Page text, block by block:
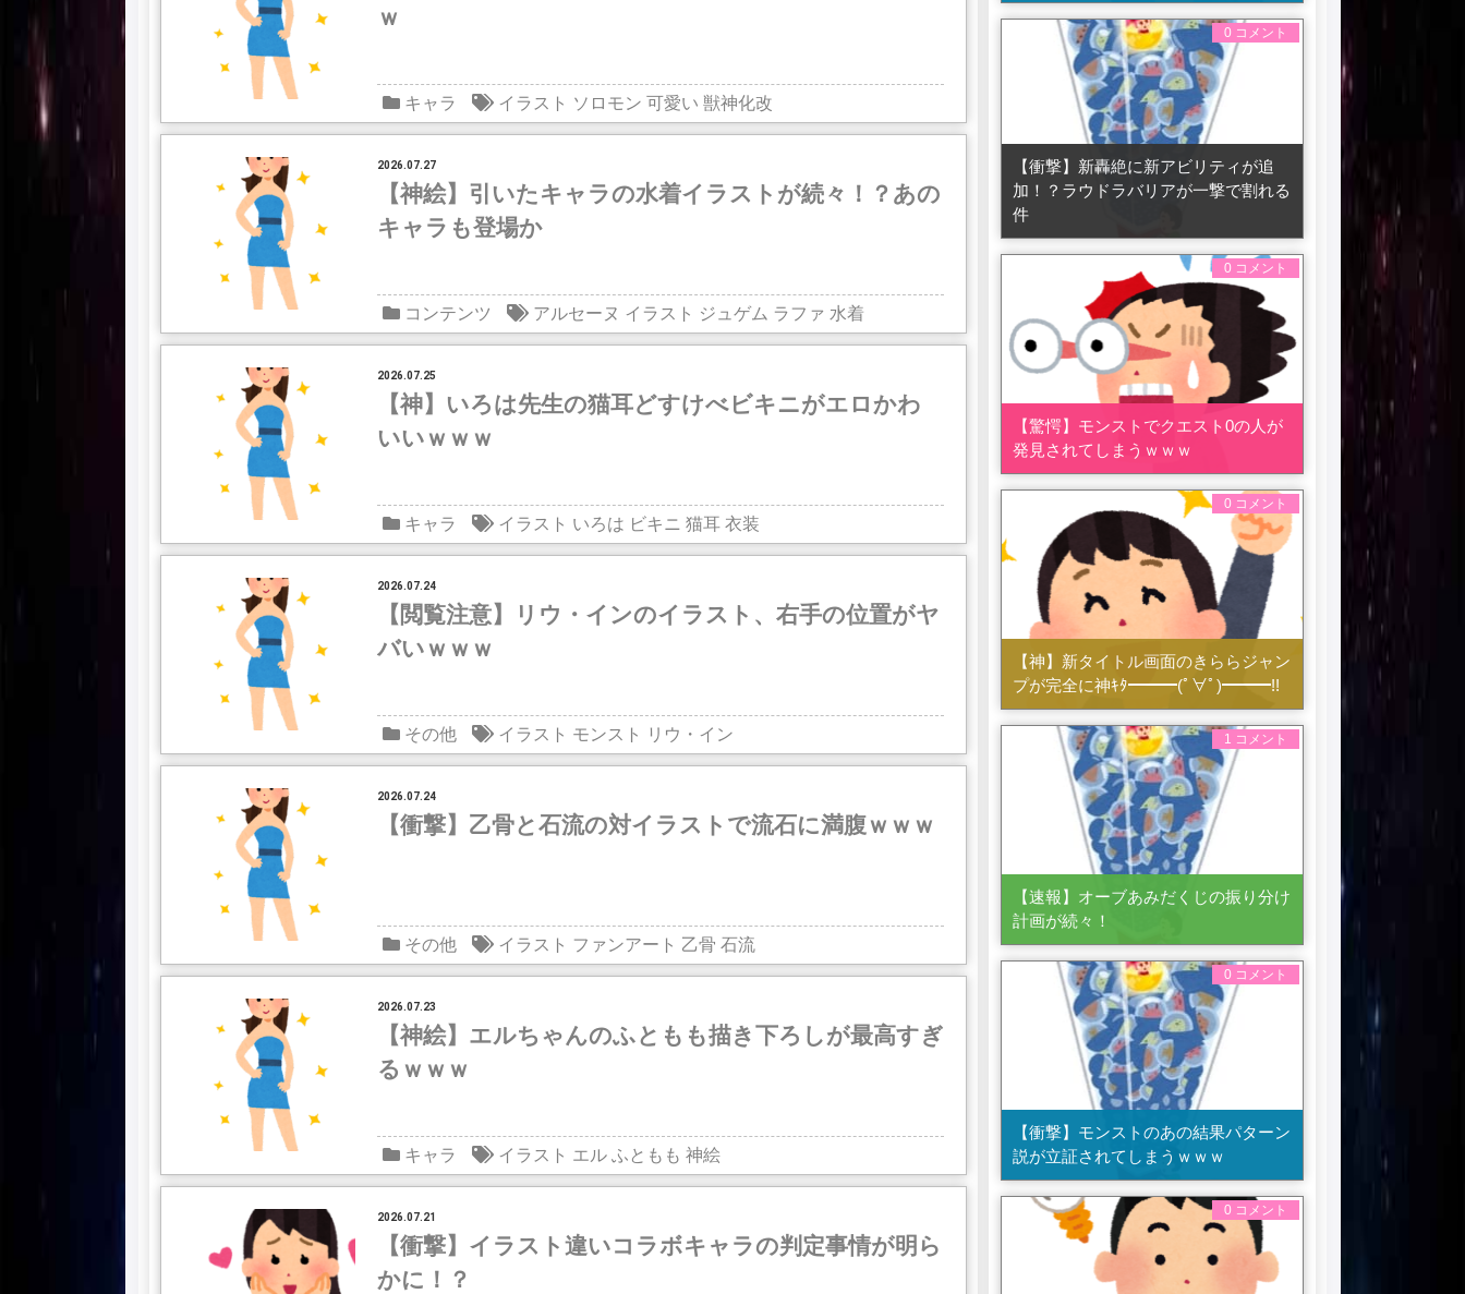
ｗ
キャラ イラスト ソロモン 可愛い 獣神化改
2026.07.27
【神絵】引いたキャラの水着イラストが続々！？あの
キャラも登場か
コンテンツ アルセーヌ イラスト ジュゲム ラファ 水着
2026.07.25
【神】いろは先生の猫耳どすけべビキニがエロかわ
いいｗｗｗ
キャラ イラスト いろは ビキニ 猫耳 衣装
2026.07.24
【閲覧注意】リウ・インのイラスト、右手の位置がヤ
バいｗｗｗ
その他 イラスト モンスト リウ・イン
2026.07.24
【衝撃】乙骨と石流の対イラストで流石に満腹ｗｗｗ
その他 イラスト ファンアート 乙骨 石流
2026.07.23
【神絵】エルちゃんのふともも描き下ろしが最高すぎ
るｗｗｗ
キャラ イラスト エル ふともも 神絵
2026.07.21
【衝撃】イラスト違いコラボキャラの判定事情が明ら
かに！？
0 コメント
【衝撃】新轟絶に新アビリティが追
加！？ラウドラバリアが一撃で割れる
件
0 コメント
【驚愕】モンストでクエスト0の人が
発見されてしまうｗｗｗ
0 コメント
【神】新タイトル画面のきららジャン
プが完全に神ｷﾀ━━━(ﾟ∀ﾟ)━━━!!
1 コメント
【速報】オーブあみだくじの振り分け
計画が続々！
0 コメント
【衝撃】モンストのあの結果パターン
説が立証されてしまうｗｗｗ
0 コメント